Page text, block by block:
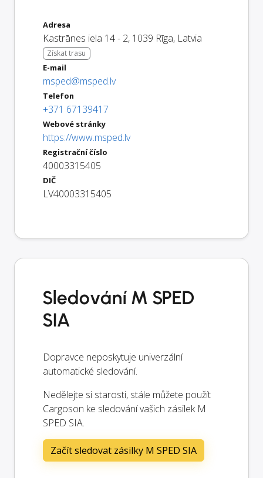
Adresa
Kastrānes iela 14 - 2, 1039 Rīga, Latvia
Získat trasu
E-mail
msped@msped.lv
Telefon
+371 67139417
Webové stránky
https://www.msped.lv
Registrační číslo
40003315405
DIČ
LV40003315405
Sledování M SPED
SIA
Dopravce neposkytuje univerzální
automatické sledování.
Nedělejte si starosti, stále můžete použít
Cargoson ke sledování vašich zásilek M
SPED SIA.
Začít sledovat zásilky M SPED SIA